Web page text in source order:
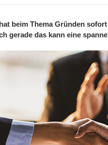
beim Thema Gründen
gerade das kann eine